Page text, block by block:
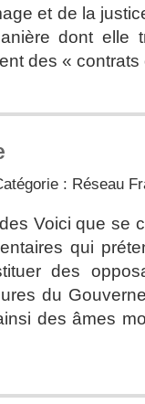
et de la
dont elle
des «
: Réseau
Voici que se
qui
des
du
des âmes